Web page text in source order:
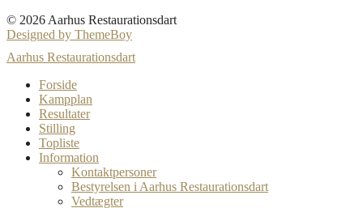
© 2026 Aarhus Restaurationsdart
Designed by ThemeBoy
Aarhus Restaurationsdart
Forside
Kampplan
Resultater
Stilling
Topliste
Information
Kontaktpersoner
Bestyrelsen i Aarhus Restaurationsdart
Vedtægter